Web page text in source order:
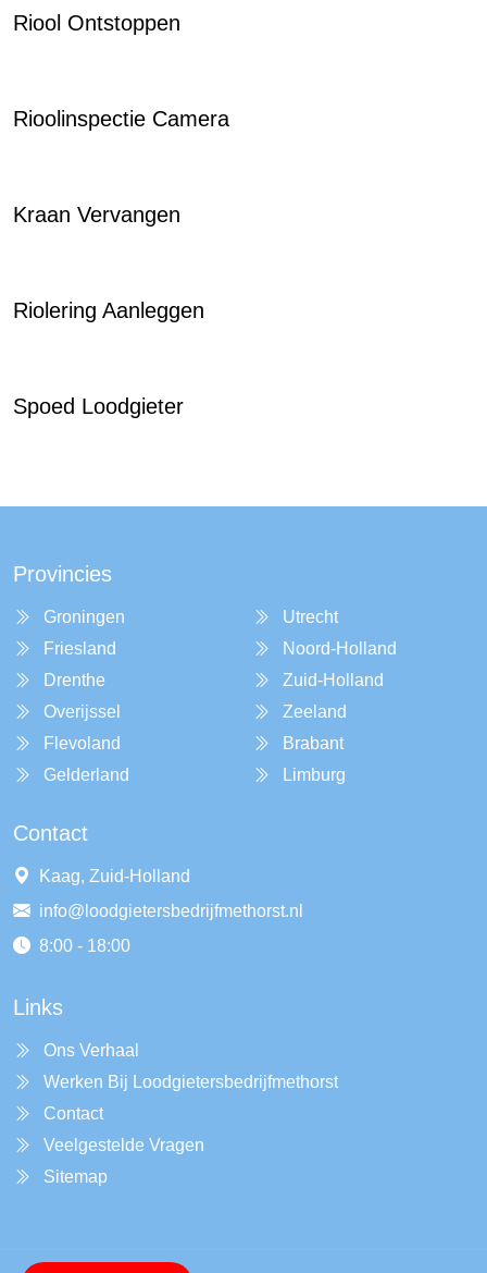
Riool Ontstoppen
Rioolinspectie Camera
Kraan Vervangen
Riolering Aanleggen
Spoed Loodgieter
Provincies
Groningen
Friesland
Drenthe
Overijssel
Flevoland
Gelderland
Utrecht
Noord-Holland
Zuid-Holland
Zeeland
Brabant
Limburg
Contact
Kaag, Zuid-Holland
info@loodgietersbedrijfmethorst.nl
8:00 - 18:00
Links
Ons Verhaal
Werken Bij Loodgietersbedrijfmethorst
Contact
Veelgestelde Vragen
Sitemap